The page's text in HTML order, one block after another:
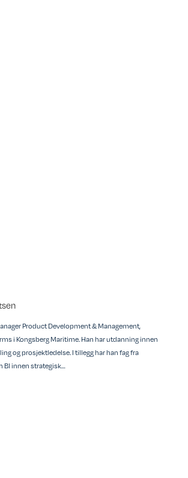
Product Development & Management,
i Kongsberg Maritime. Han har utdanning innen
og prosjektledelse. I tillegg har han fag fra
BI innen strategisk…